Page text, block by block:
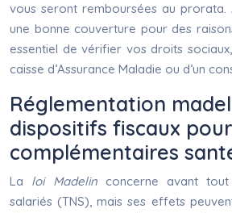
vous seront remboursées au
une bonne couverture pour des
essentiel de vérifier vos droits
caisse d’Assurance Maladie ou d’un
Réglementation
dispositifs fiscaux
complémentaires
La loi Madelinconcerne avant tout
salariés (TNS), mais ses effets